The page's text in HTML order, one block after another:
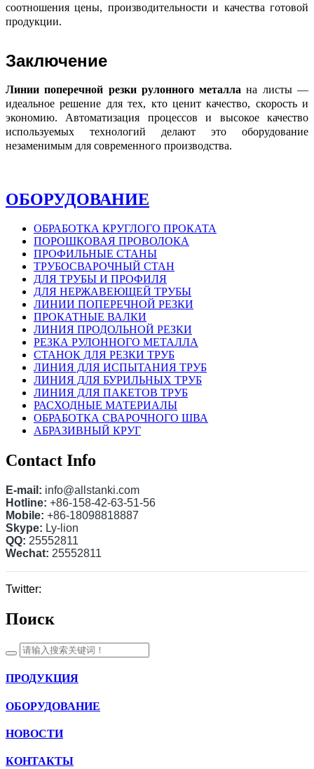
соотношения цены, производительности и качества готовой
продукции.
Заключение
Линии поперечной резки рулонного металла на листы —
идеальное решение для тех, кто ценит качество, скорость и
экономию. Автоматизация процессов и высокое качество
используемых технологий делают это оборудование
незаменимым для современного производства.
ОБОРУДОВАНИЕ
ОБРАБОТКА КРУГЛОГО ПРОКАТА
ПОРОШКОВАЯ ПРОВОЛОКА
ПРОФИЛЬНЫЕ СТАНЫ
ТРУБОСВАРОЧНЫЙ СТАН
ДЛЯ ТРУБЫ И ПРОФИЛЯ
ДЛЯ НЕРЖАВЕЮЩЕЙ ТРУБЫ
ЛИНИИ ПОПЕРЕЧНОЙ РЕЗКИ
ПРОКАТНЫЕ ВАЛКИ
ЛИНИЯ ПРОДОЛЬНОЙ РЕЗКИ
РЕЗКА РУЛОННОГО МЕТАЛЛА
СТАНОК ДЛЯ РЕЗКИ ТРУБ
ЛИНИЯ ДЛЯ ИСПЫТАНИЯ ТРУБ
ЛИНИЯ ДЛЯ БУРИЛЬНЫХ ТРУБ
ЛИНИЯ ДЛЯ ПАКЕТОВ ТРУБ
РАСХОДНЫЕ МАТЕРИАЛЫ
OБРАБОТКА СВАРОЧНОГО ШВА
АБРАЗИВНЫЙ КРУГ
Contact Info
E-mail: info@allstanki.com
Hotline: +86-158-42-63-51-56
Mobile: +86-18098818887
Skype: Ly-lion
QQ: 25552811
Wechat: 25552811
Twitter:
Поиск
ПРОДУКЦИЯ
ОБОРУДОВАНИЕ
НОВОСТИ
КОНТАКТЫ